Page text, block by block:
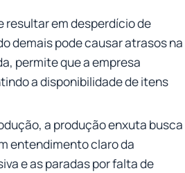
resultar em desperdício de
demais pode causar atrasos na
permite que a empresa
a disponibilidade de itens
a produção enxuta busca
entendimento claro da
e as paradas por falta de